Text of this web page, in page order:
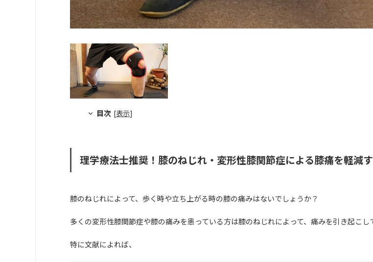
目次 [表示]
理学療法士推奨！膝のねじれ・変形性膝関節症による膝痛を軽
膝のねじれによって、歩く時や立ち上がる時の膝の痛みはないでしょうか？
多くの変形性膝関節症や膝の痛みを患っている方は膝のねじれによって、痛みを引き起こし
特に文献によれば、